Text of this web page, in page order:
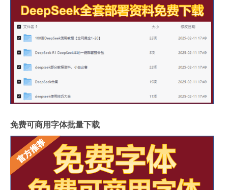
免费可商用字体批量下载